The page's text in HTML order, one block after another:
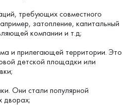
требующих совместного
затопление, капитальный
компании и т.д;
и прилегающей территории. Это
детской площадки или
Они стали популярной
дворах;